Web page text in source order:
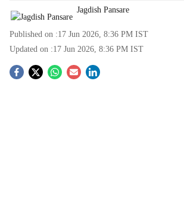
Jagdish Pansare
Published on :17 Jun 2026, 8:36 PM IST
Updated on :17 Jun 2026, 8:36 PM IST
S